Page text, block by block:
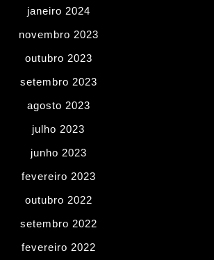
janeiro 2024
novembro 2023
outubro 2023
setembro 2023
agosto 2023
julho 2023
junho 2023
fevereiro 2023
outubro 2022
setembro 2022
fevereiro 2022